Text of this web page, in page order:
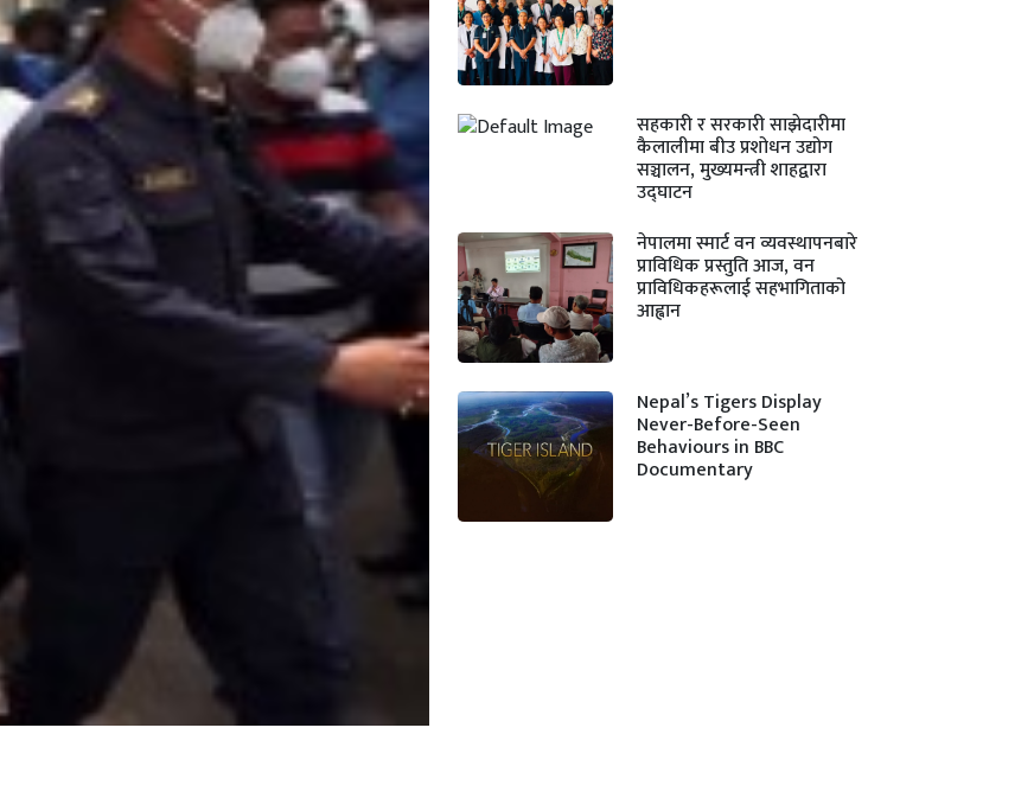
सहकारी र सरकारी साझेदारीमा
कैलालीमा बीउ प्रशोधन उद्योग
सञ्चालन, मुख्यमन्त्री शाहद्वारा
उद्घाटन
नेपालमा स्मार्ट वन व्यवस्थापनबारे
प्राविधिक प्रस्तुति आज, वन
प्राविधिकहरूलाई सहभागिताको
आह्वान
Nepal’s Tigers Display
Never-Before-Seen
Behaviours in BBC
Documentary